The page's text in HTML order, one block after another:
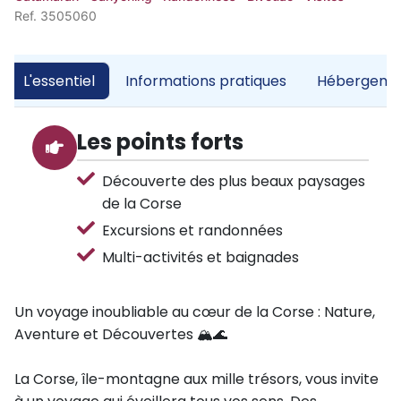
Ref. 3505060
L'essentiel Informations pratiques
Les points forts
Découverte des plus beaux paysages
de la Corse
Excursions et randonnées
Multi-activités et baignades
Un voyage inoubliable au cœur de la Corse : Nature,
Aventure et Découvertes 🏔️🌊
La Corse, île-montagne aux mille trésors, vous invite